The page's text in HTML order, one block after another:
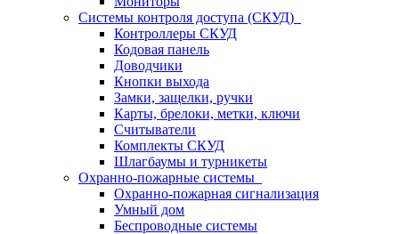
Системы контроля доступа (СКУД)
Контроллеры СКУД
Кодовая панель
Доводчики
Кнопки выхода
Замки, защелки, ручки
Карты, брелоки, метки, ключи
Считыватели
Комплекты СКУД
Шлагбаумы и турникеты
Охранно-пожарные системы
Охранно-пожарная сигнализация
Умный дом
Беспроводные системы